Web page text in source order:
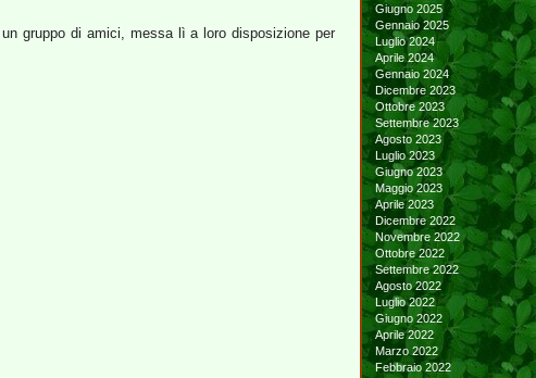
gruppo di amici, messa lì a loro disposizione per
Giugno 2025
Gennaio 2025
Luglio 2024
Aprile 2024
Gennaio 2024
Dicembre 2023
Ottobre 2023
Settembre 2023
Agosto 2023
Luglio 2023
Giugno 2023
Maggio 2023
Aprile 2023
Dicembre 2022
Novembre 2022
Ottobre 2022
Settembre 2022
Agosto 2022
Luglio 2022
Giugno 2022
Aprile 2022
Marzo 2022
Febbraio 2022